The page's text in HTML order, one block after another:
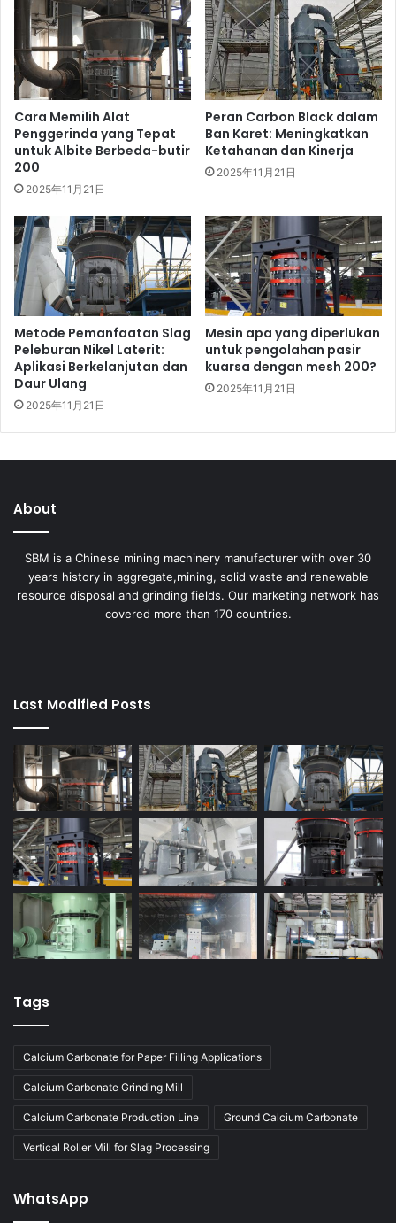
Cara Memilih Alat
Penggerinda yang Tepat
untuk Albite Berbeda-butir
200
2025年11月21日
Peran Carbon Black dalam
Ban Karet: Meningkatkan
Ketahanan dan Kinerja
2025年11月21日
Metode Pemanfaatan Slag
Peleburan Nikel Laterit:
Aplikasi Berkelanjutan dan
Daur Ulang
2025年11月21日
Mesin apa yang diperlukan
untuk pengolahan pasir
kuarsa dengan mesh 200?
2025年11月21日
About
SBM is a Chinese mining machinery manufacturer with over 30
years history in aggregate,mining, solid waste and renewable
resource disposal and grinding fields. Our marketing network has
covered more than 170 countries.
Last Modified Posts
Tags
Calcium Carbonate for Paper Filling Applications
Calcium Carbonate Grinding Mill
Calcium Carbonate Production Line Ground Calcium Carbonate
Vertical Roller Mill for Slag Processing
WhatsApp